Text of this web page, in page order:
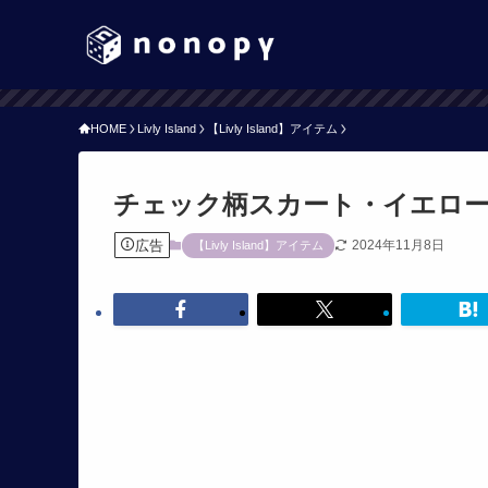
HOME Livly Island 【Livly Island】アイテム
チェック柄スカート・イエロ
広告 【Livly Island】アイテム 2024年11月8日